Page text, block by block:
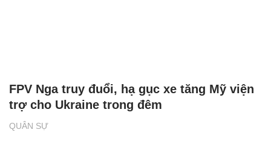
QUÂN SỰ
FPV Nga truy đuổi, hạ gục xe tăng Mỹ viện
trợ cho Ukraine trong đêm